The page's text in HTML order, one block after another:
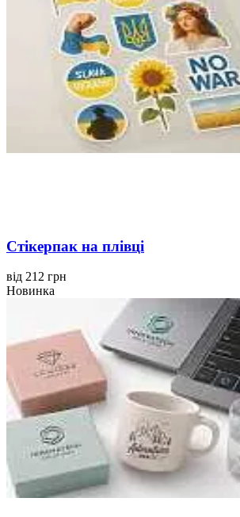
Стікерпак на плівці
від 212 грн
Новинка